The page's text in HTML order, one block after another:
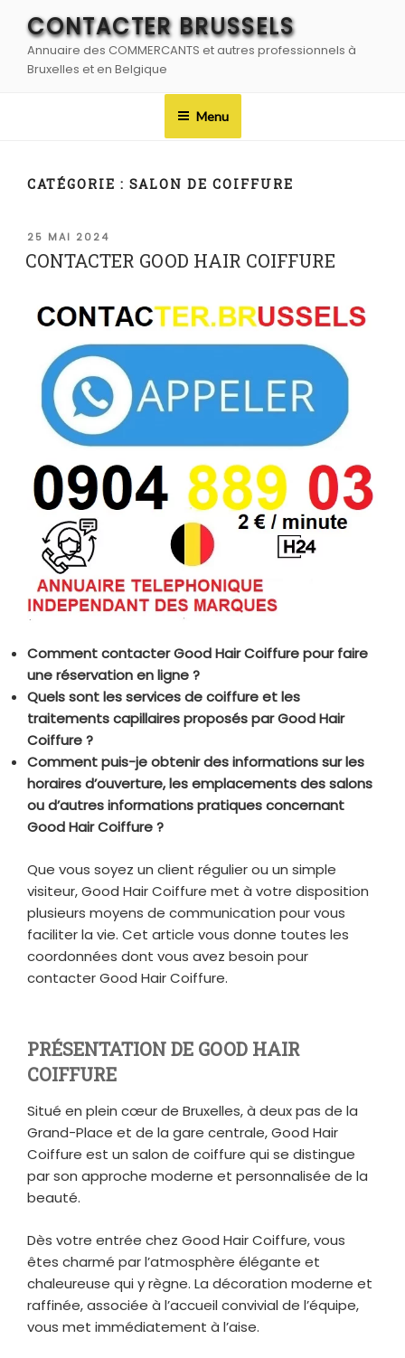
contenu
principal
CONTACTER BRUSSELS
Annuaire des COMMERCANTS et autres professionnels à
Bruxelles et en Belgique
Menu
CATÉGORIE : SALON DE COIFFURE
PUBLIÉ
LE
25 MAI 2024
CONTACTER GOOD HAIR COIFFURE
Comment contacter Good Hair Coiffure pour faire
une réservation en ligne ?
Quels sont les services de coiffure et les
traitements capillaires proposés par Good Hair
Coiffure ?
Comment puis-je obtenir des informations sur les
horaires d’ouverture, les emplacements des salons
ou d’autres informations pratiques concernant
Good Hair Coiffure ?
Que vous soyez un client régulier ou un simple
visiteur, Good Hair Coiffure met à votre disposition
plusieurs moyens de communication pour vous
faciliter la vie. Cet article vous donne toutes les
coordonnées dont vous avez besoin pour
contacter Good Hair Coiffure.
PRÉSENTATION DE GOOD HAIR
COIFFURE
Situé en plein cœur de Bruxelles, à deux pas de la
Grand-Place et de la gare centrale, Good Hair
Coiffure est un salon de coiffure qui se distingue
par son approche moderne et personnalisée de la
beauté.
Dès votre entrée chez Good Hair Coiffure, vous
êtes charmé par l’atmosphère élégante et
chaleureuse qui y règne. La décoration moderne et
raffinée, associée à l’accueil convivial de l’équipe,
vous met immédiatement à l’aise.